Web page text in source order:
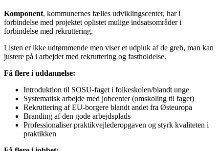
Komponent, kommunernes fælles udviklingscenter, har i
forbindelse med projektet oplistet mulige indsatsområder i
forbindelse med rekruttering.
Listen er ikke udtømmende men viser et udpluk af de greb, man kan
justere på i arbejdet med rekruttering og fastholdelse.
Få flere i uddannelse:
Introduktion til SOSU-faget i folkeskolen/blandt unge
Systematisk arbejde med jobcenter (omskoling til faget)
Rekruttering af EU-borgere blandt andet fra Østeuropa
Branding af den gode arbejdsplads
Professionaliser praktikvejlederopgaven og styrk kvaliteten i
praktikken